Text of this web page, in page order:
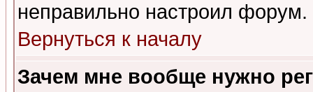
неправильно настроил форум.
Вернуться к началу
Зачем мне вообще нужно